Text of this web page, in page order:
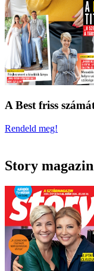
A Best friss
Rendeld meg!
Story magazin